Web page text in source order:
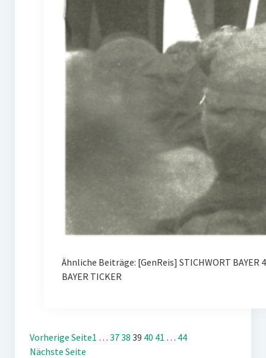
Ähnliche Beiträge: [GenReis] STICHWORT
BAYER TICKER
Vorherige Seite1 … 3738 39 40 41 … 44
Nächste Seite